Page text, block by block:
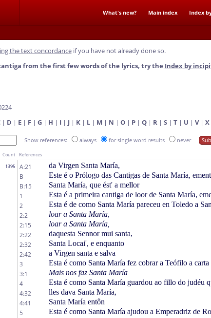
What's new? Main index Index
the text concordanceif you have not already done so.
from the first few words of the lyrics, try the Index by
| D | E| F| G| H | I| J| K| L| M | N | O| P| Q| R| S| T| U | V| X
Show references: always for single word results never
Count References
1395 A:21
da Virgen Santa María,
B
Este é o Prólogo das Cantigas de Santa María,
B:15
Santa María, que ést' a mellor
1
Esta é a primeira cantiga de loor de Santa María,
2
Esta é de como Santa María pareceu en Toledo a
2:2
loar a Santa María,
2:15
loar a Santa María,
2:22
daquesta Sennor mui santa,
2:32
Santa Locai', e enquanto
2:42
a Virgen santa e salva
3
Esta é como Santa María fez cobrar a Teófilo a
3:1
Mais nos faz Santa María
4
Esta é como Santa María guardou ao fillo do judéu
4:32
lles dava Santa María,
4:41
Santa María entôn
5
Esta é como Santa María ajudou a Emperadriz de